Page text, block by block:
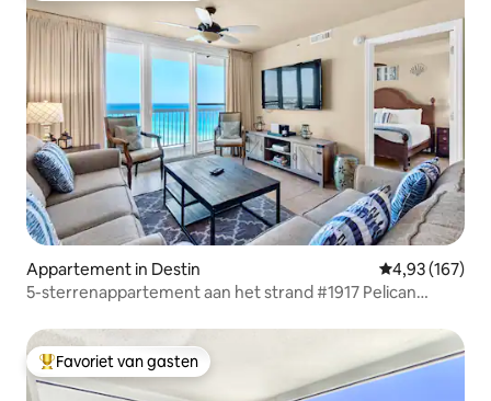
Appartement in Destin Gemiddelde
4,93 (167)
5-sterrenappartement aan het strand #1917 Pelican
Topfavoriet van gasten
Favoriet van gasten